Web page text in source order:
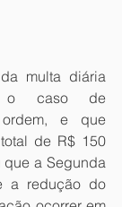
multa diária
o caso de
ordem, e que
de R$ 150
a Segunda
a redução do